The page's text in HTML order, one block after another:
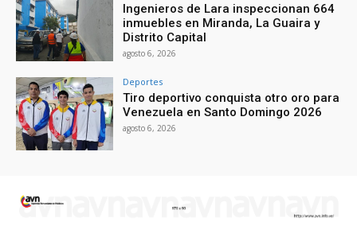
Ingenieros de Lara inspeccionan 664
inmuebles en Miranda, La Guaira y
Distrito Capital
agosto 6, 2026
Deportes
Tiro deportivo conquista otro oro para
Venezuela en Santo Domingo 2026
agosto 6, 2026